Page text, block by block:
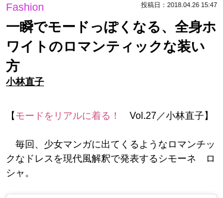
Fashion 投稿日：2018.04.26 15:47
一瞬でモードっぽくなる、全身ホ
ワイトのロマンティックな装い
方
小林直子
【 モードをリアルに着る！ Vol.27／小林直子】
毎回、少女マンガに出てくるようなロマンチッ
クなドレスを現代風解釈で発表するシモーネ ロ
シャ。